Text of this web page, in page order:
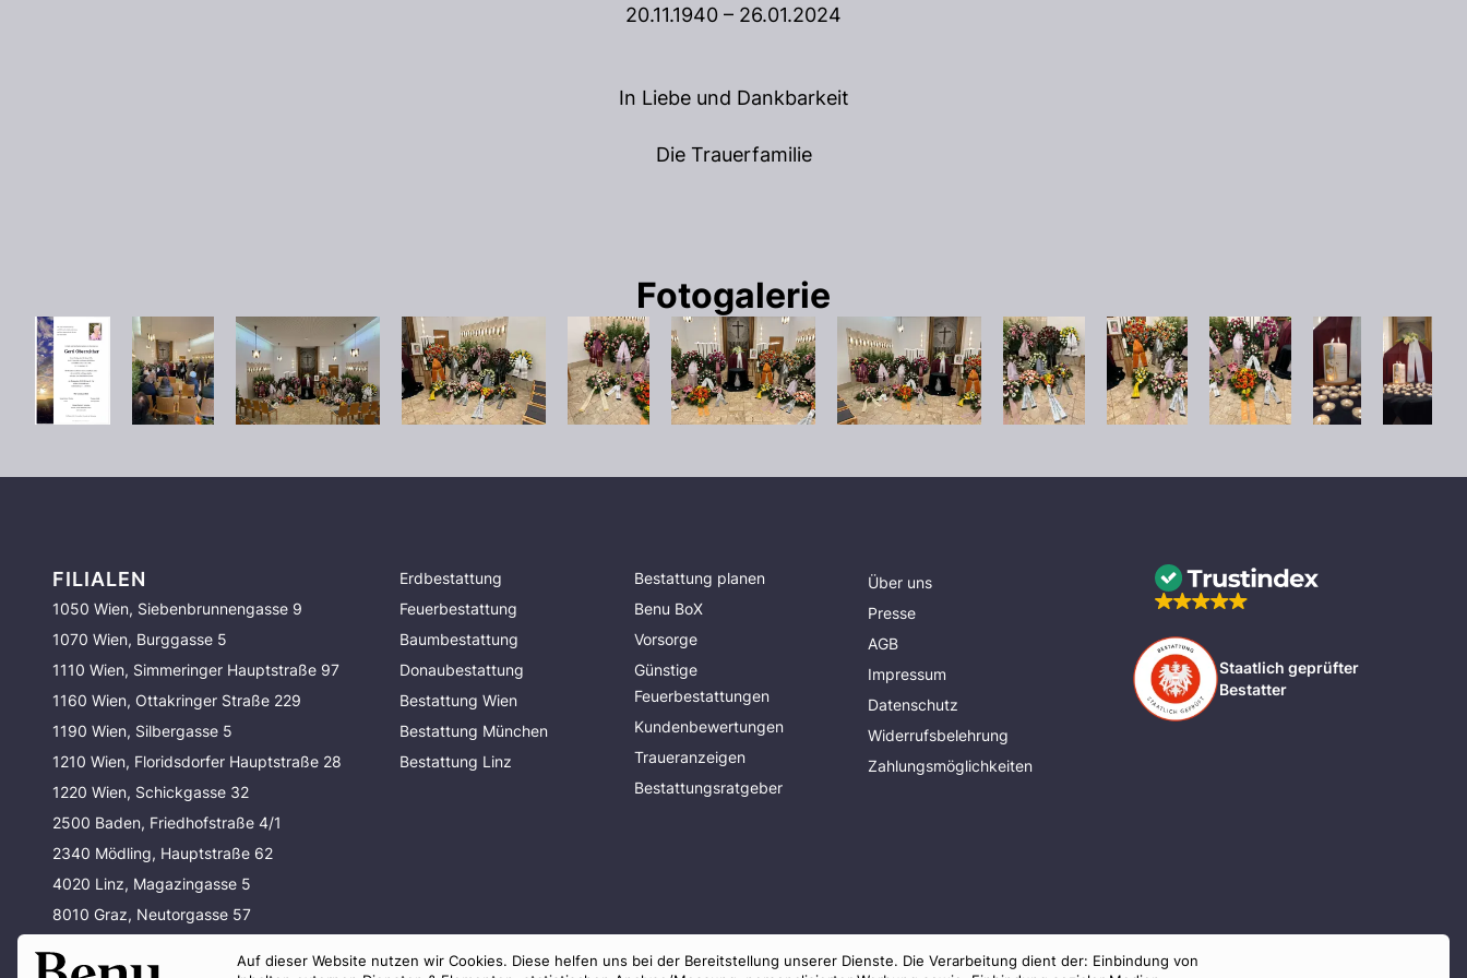
Auf dieser Website nutzen wir Cookies. Diese helfen uns bei der Bereitstellung unserer Dienste. Die Verarbeitung dient der: Einbindung von
20.11.1940 – 26.01.2024
In Liebe und Dankbarkeit
Die Trauerfamilie
Fotogalerie
FILIALEN
1050 Wien, Siebenbrunnengasse 9
1070 Wien, Burggasse 5
1110 Wien, Simmeringer Hauptstraße 97
1160 Wien, Ottakringer Straße 229
1190 Wien, Silbergasse 5
1210 Wien, Floridsdorfer Hauptstraße 28
1220 Wien, Schickgasse 32
2500 Baden, Friedhofstraße 4/1
2340 Mödling, Hauptstraße 62
4020 Linz, Magazingasse 5
8010 Graz, Neutorgasse 57
Erdbestattung
Feuerbestattung
Baumbestattung
Donaubestattung
Bestattung Wien
Bestattung München
Bestattung Linz
Bestattung planen
Benu BoX
Vorsorge
Günstige
Feuerbestattungen
Kundenbewertungen
Traueranzeigen
Bestattungsratgeber
Über uns
Presse
AGB
Impressum
Datenschutz
Widerrufsbelehrung
Zahlungsmöglichkeiten
Staatlich geprüfter
Bestatter